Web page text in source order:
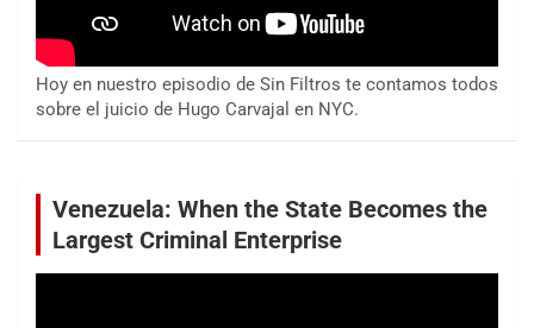
Hoy en nuestro episodio de Sin Filtros te contamos todos
sobre el juicio de Hugo Carvajal en NYC.
Venezuela: When the State Becomes the
Largest Criminal Enterprise